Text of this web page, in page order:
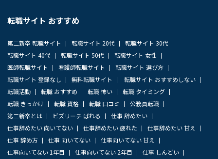
転職サイト おすすめ
第二新卒 転職サイト 転職サイト 20代
転職サイト 30代
転職サイト 40代
転職サイト 50代
転職サイト 女性
医師転職サイト
看護師転職サイト
転職サイト 選び方
転職サイト 登録なし
無料転職サイト
転職サイト おすすめしない
転職活動
転職 おすすめ 転職 怖い
転職 タイミング
転職 きっかけ
転職 資格 転職 口コミ
公務員転職
第二新卒とは
ビズリーチ ばれる
仕事 辞めたい
仕事辞めたい 向いてない
仕事辞めたい 疲れた
仕事辞めたい 甘え
仕事 辞め方
仕事 向いてない
仕事向いてない 甘え
仕事向いてない 1年目
仕事向いてない 2年目
仕事 しんどい